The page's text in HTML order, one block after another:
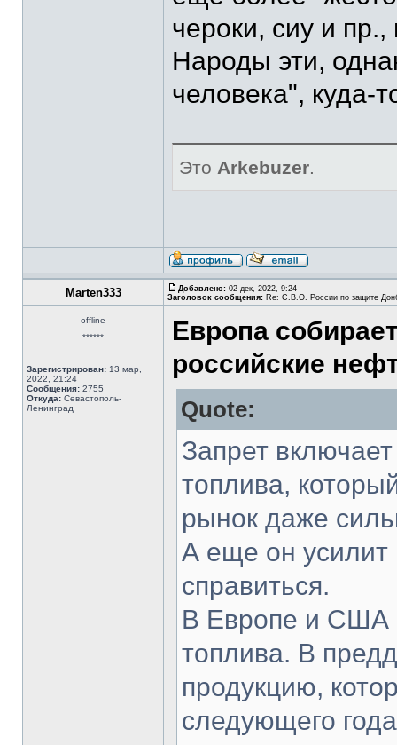
чероки, сиу и
Народы эти,
человека", куда-
Это Arkebuzer.
Marten333 Добавлено: 02 дек, 2022, 9:24
Заголовок сообщения: Re: С.В.О. России по защите
offline
******
Зарегистрирован: 13 мар,
2022, 21:24
Сообщения: 2755
Откуда: Севастополь-
Ленинград
Европа
российские
Quote:
Запрет
топлива,
рынок даже
А еще он
справиться.
В Европе и США
топлива. В
продукцию,
следующего